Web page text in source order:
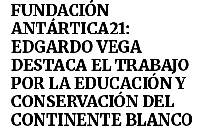
FUNDACIÓN
ANTÁRTICA21:
EDGARDO VEGA
DESTACA EL TRABAJO
POR LA EDUCACIÓN Y
CONSERVACIÓN DEL
CONTINENTE BLANCO